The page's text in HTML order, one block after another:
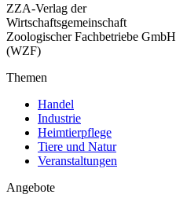
ZZA-Verlag der
Wirtschaftsgemeinschaft
Zoologischer Fachbetriebe GmbH
(WZF)
Themen
Handel
Industrie
Heimtierpflege
Tiere und Natur
Veranstaltungen
Angebote